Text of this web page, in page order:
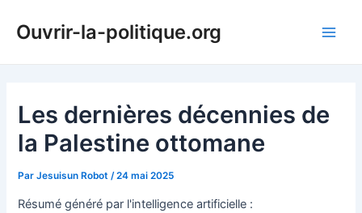
Ouvrir-la-politique.org
Les dernières décennies de
la Palestine ottomane
ParJesuisun Robot /24 mai 2025
Résumé généré par l'intelligence artificielle :